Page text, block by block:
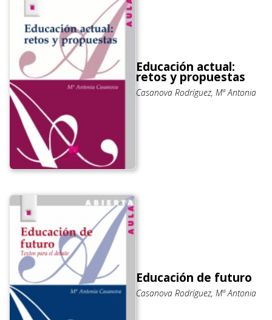
Educación actual:
retos y propuestas
Casanova Rodríguez, Mª Antonia
Educación de futuro
Casanova Rodríguez, Mª Antonia